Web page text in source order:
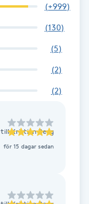
(+999)
(130)
(5)
(2)
(2)
till Kristian Berg
för 15 dagar sedan